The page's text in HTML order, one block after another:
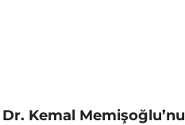
Kemal